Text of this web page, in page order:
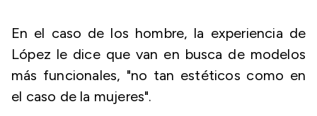
En el caso de los hombre, la experiencia de
López le dice que van en busca de modelos
más funcionales, "no tan estéticos como en
el caso de la mujeres".